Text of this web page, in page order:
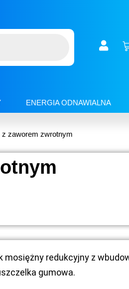
ENERGIA ODNAWIALNA
z zaworem zwrotnym
mosiężny redukcyjny z
gumowa.